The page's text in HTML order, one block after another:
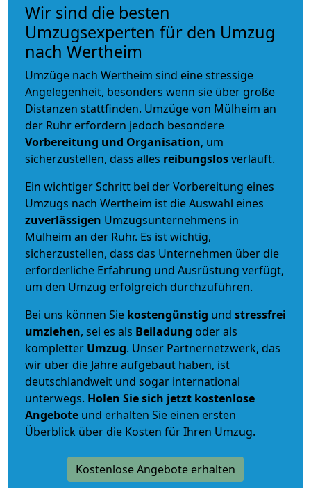
Wir sind die besten
Umzugsexperten für den Umzug
nach Wertheim
Umzüge nach Wertheim sind eine stressige
Angelegenheit, besonders wenn sie über große
Distanzen stattfinden. Umzüge von Mülheim an
der Ruhr erfordern jedoch besondere
Vorbereitung und Organisation, um
sicherzustellen, dass alles reibungslosverläuft.
Ein wichtiger Schritt bei der Vorbereitung eines
Umzugs nach Wertheim ist die Auswahl eines
zuverlässigen Umzugsunternehmens in
Mülheim an der Ruhr. Es ist wichtig,
sicherzustellen, dass das Unternehmen über die
erforderliche Erfahrung und Ausrüstung verfügt,
um den Umzug erfolgreich durchzuführen.
Bei uns können Sie kostengünstig und stressfrei
umziehen, sei es als Beiladung oder als
kompletter Umzug. Unser Partnernetzwerk, das
wir über die Jahre aufgebaut haben, ist
deutschlandweit und sogar international
unterwegs. Holen Sie sich jetzt kostenlose
Angebote und erhalten Sie einen ersten
Überblick über die Kosten für Ihren Umzug.
Kostenlose Angebote erhalten